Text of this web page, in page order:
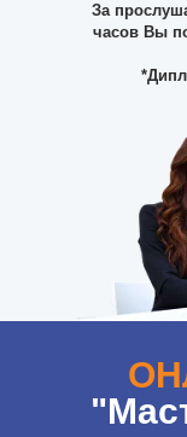
За
часов Вы